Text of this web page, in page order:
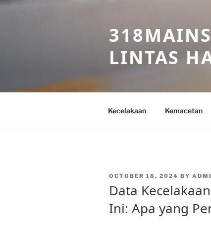
Skip
LINTAS
Kecelakaan Kemacetan
POSTED
OCTOBER 18, 2024 BY
Data
Ini: Apa yang